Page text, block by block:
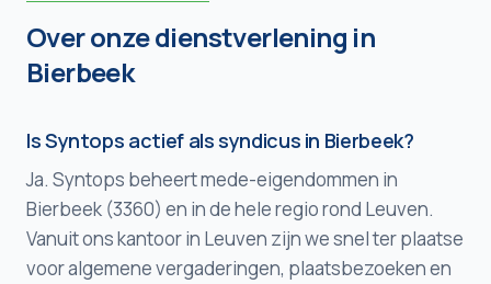
Over onze dienstverlening in
Bierbeek
Is Syntops actief als syndicus in Bierbeek?
Ja. Syntops beheert mede-eigendommen in
Bierbeek (3360) en in de hele regio rond Leuven.
Vanuit ons kantoor in Leuven zijn we snel ter plaatse
voor algemene vergaderingen, plaatsbezoeken en